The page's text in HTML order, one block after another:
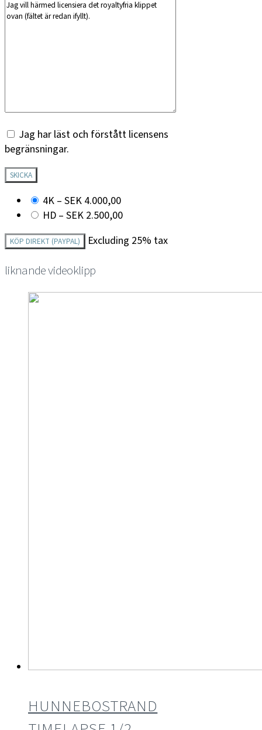
Jag har läst och förstått licensens
begränsningar.
4K – SEK 4.000,00
HD – SEK 2.500,00
KÖP DIREKT (PAYPAL) Excluding 25% tax
liknande videoklipp
HUNNEBOSTRAND